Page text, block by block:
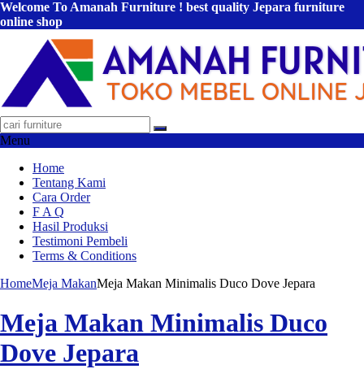
Welcome To Amanah Furniture ! best quality Jepara furniture
online shop
Menu
Home
Tentang Kami
Cara Order
F A Q
Hasil Produksi
Testimoni Pembeli
Terms & Conditions
HomeMeja MakanMeja Makan Minimalis Duco Dove Jepara
Meja Makan Minimalis Duco
Dove Jepara